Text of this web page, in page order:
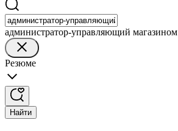
администратор-управляющий магазином
Резюме
Найти